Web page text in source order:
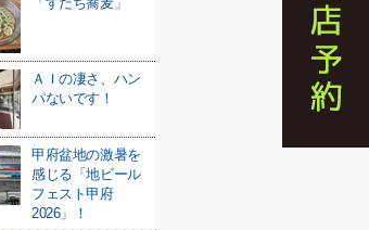
ＡＩの凄さ、ハン
パないです！
甲府盆地の激暑を
感じる「地ビール
フェスト甲府
2026」！